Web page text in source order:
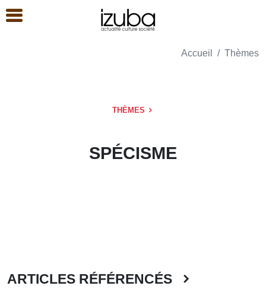
Accueil Thèmes
THÈMES
SPÉCISME
ARTICLES RÉFÉRENCÉS